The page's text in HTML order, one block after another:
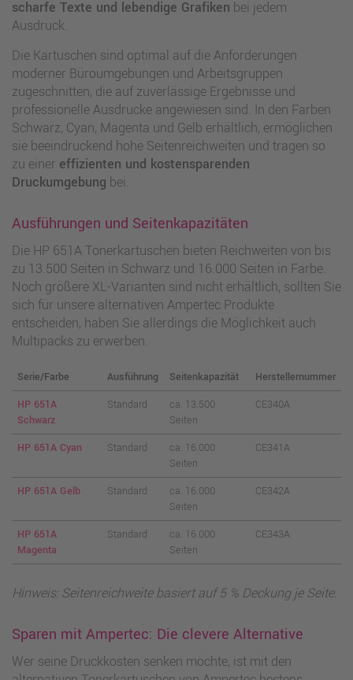
scharfe Texte und lebendige Grafiken bei jedem
Ausdruck.
Die Kartuschen sind optimal auf die Anforderungen
moderner Büroumgebungen und Arbeitsgruppen
zugeschnitten, die auf zuverlässige Ergebnisse und
professionelle Ausdrucke angewiesen sind. In den Farben
Schwarz, Cyan, Magenta und Gelb erhältlich, ermöglichen
sie beeindruckend hohe Seitenreichweiten und tragen so
zu einer effizienten und kostensparenden
Druckumgebung bei.
Ausführungen und Seitenkapazitäten
Die HP 651A Tonerkartuschen bieten Reichweiten von bis
zu 13.500 Seiten in Schwarz und 16.000 Seiten in Farbe.
Noch größere XL-Varianten sind nicht erhältlich, sollten Sie
sich für unsere alternativen Ampertec Produkte
entscheiden, haben Sie allerdings die Möglichkeit auch
Multipacks zu erwerben.
Serie/Farbe Ausführung Seitenkapazität
Herstellernummer
HP 651A
Schwarz
Standard
ca. 13.500
Seiten
CE340A
HP 651A Cyan Standard
ca. 16.000
Seiten
CE341A
HP 651A Gelb Standard
ca. 16.000
Seiten
CE342A
HP 651A
Magenta
Standard
ca. 16.000
Seiten
CE343A
Hinweis: Seitenreichweite basiert auf 5 % Deckung je Seite.
Sparen mit Ampertec: Die clevere Alternative
Wer seine Druckkosten senken möchte, ist mit den